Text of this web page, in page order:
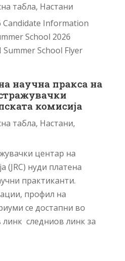
табла, Настани
Candidate Information
School 2026
Summer School Flyer
научна пракса на
комисија
табла, Настани,
центар на
(JRC) нуди платенa
практиканти.
профил на
се достапни во
линк следниов линк за